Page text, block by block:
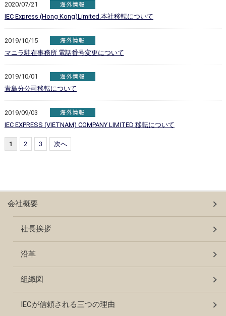
2020/07/21
IEC Express (Hong Kong)Limited.本社移転について
2019/10/15
マニラ駐在事務所 電話番号変更について
2019/10/01
青島分公司移転について
2019/09/03
IEC EXPRESS (VIETNAM) COMPANY LIMITED 移転について
1 2 3 次へ
会社概要
社長挨拶
沿革
組織図
IECが信頼される三つの理由